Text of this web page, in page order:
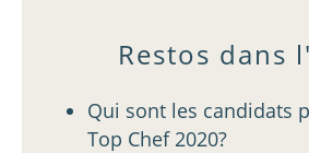
Restos dans
Qui sont les candidats
Top Chef 2020?